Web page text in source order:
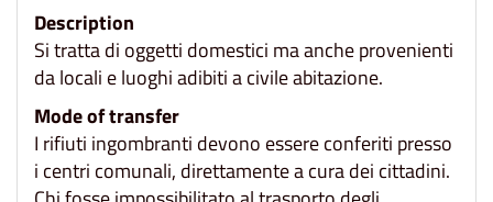
Description
Si tratta di oggetti domestici ma anche provenienti
da locali e luoghi adibiti a civile abitazione.
Mode of transfer
I rifiuti ingombranti devono essere conferiti presso
i centri comunali, direttamente a cura dei cittadini.